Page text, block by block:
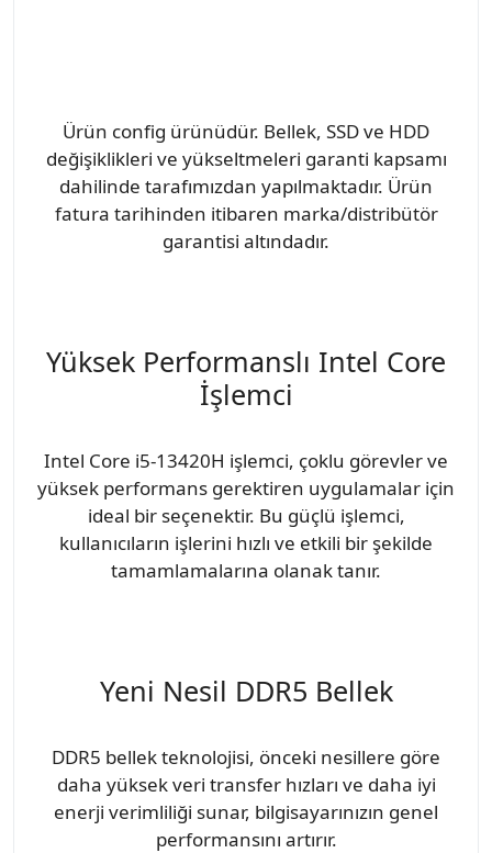
Ürün config ürünüdür. Bellek, SSD ve HDD
değişiklikleri ve yükseltmeleri garanti kapsamı
dahilinde tarafımızdan yapılmaktadır. Ürün
fatura tarihinden itibaren marka/distribütör
garantisi altındadır.
Yüksek Performanslı Intel Core
İşlemci
Intel Core i5-13420H işlemci, çoklu görevler ve
yüksek performans gerektiren uygulamalar için
ideal bir seçenektir. Bu güçlü işlemci,
kullanıcıların işlerini hızlı ve etkili bir şekilde
tamamlamalarına olanak tanır.
Yeni Nesil DDR5 Bellek
DDR5 bellek teknolojisi, önceki nesillere göre
daha yüksek veri transfer hızları ve daha iyi
enerji verimliliği sunar, bilgisayarınızın genel
performansını artırır.